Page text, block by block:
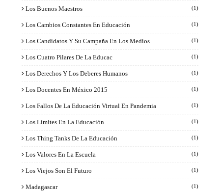
Los Buenos Maestros (1)
Los Cambios Constantes En Educación (1)
Los Candidatos Y Su Campaña En Los Medios (1)
Los Cuatro Pilares De La Educac (1)
Los Derechos Y Los Deberes Humanos (1)
Los Docentes En México 2015 (1)
Los Fallos De La Educación Virtual En Pandemia (1)
Los Límites En La Educación (1)
Los Thing Tanks De La Educación (1)
Los Valores En La Escuela (1)
Los Viejos Son El Futuro (1)
Madagascar (1)